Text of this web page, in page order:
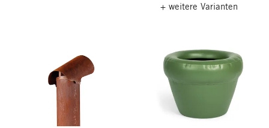
+ weitere Varianten